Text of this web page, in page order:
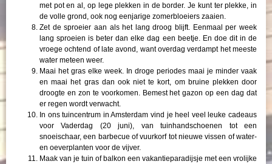
met pot en al, op lege plekken in de border. Je kunt ter plekke, in
de volle grond, ook nog eenjarige zomerbloeiers zaaien.
Zet de sproeier aan als het lang droog blijft. Eenmaal per week
lang sproeien is beter dan elke dag een beetje. En doe dit in de
vroege ochtend of late avond, want overdag verdampt het meeste
water meteen weer.
Maai het gras elke week. In droge periodes maai je minder vaak
en maai het gras dan ook niet te kort, om bruine plekken door
droogte en zon te voorkomen. Bemest het gazon op een dag dat
er regen wordt verwacht.
In ons tuincentrum in Amsterdam vind je heel veel leuke cadeaus
voor Vaderdag (20 juni), van tuinhandschoenen tot een
snoeischaar, een barbecue of vuurkorf tot nieuwe vissen of water-
en oeverplanten voor de vijver.
Maak van je tuin of balkon een vakantieparadijsje met een vrolijke